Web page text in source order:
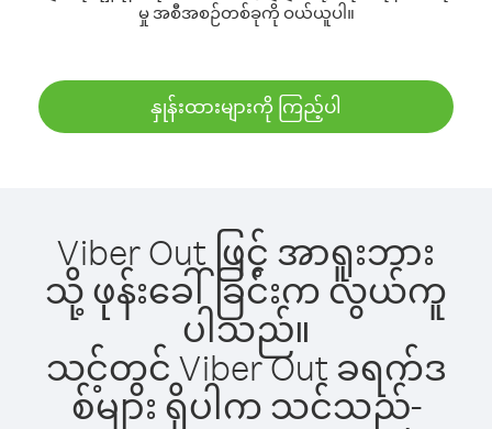
မှု အစီအစဉ်တစ်ခုကို ဝယ်ယူပါ။
နှုန်းထားများကို ကြည့်ပါ
Viber Out ဖြင့် အာရူးဘား
သို့ ဖုန်းခေါ်ခြင်းက လွယ်ကူ
ပါသည်။
သင့်တွင် Viber Out ခရက်ဒ
စ်များ ရှိပါက သင်သည်-